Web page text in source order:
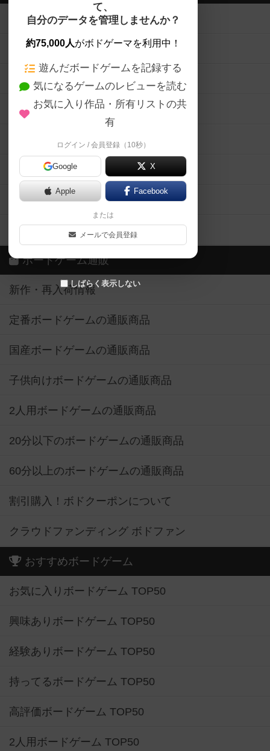
て、
自分のデータを管理しませんか？
約75,000人がボドゲーマを利用中！
遊んだボードゲームを記録する
気になるゲームのレビューを読む
お気に入り作品・所有リストの共
有
ログイン / 会員登録（10秒）
Google X
Apple Facebook
または
メールで会員登録
しばらく表示しない
ボードゲームを検索する
ボードゲームの新着レビュー
ボードゲーム会情報
メカニクス特集
掲示板・トピックス
ボドとも・会員一覧
ボードゲーム業界コラム
ボドゲーマご利用案内
ボードゲーム通販
新作・再入荷情報
定番ボードゲームの通販商品
国産ボードゲームの通販商品
子供向けボードゲームの通販商品
2人用ボードゲームの通販商品
20分以下のボードゲームの通販商品
60分以上のボードゲームの通販商品
割引購入！ボドクーポンについて
クラウドファンディング ボドファン
おすすめボードゲーム
お気に入りボードゲーム TOP50
興味ありボードゲーム TOP50
経験ありボードゲーム TOP50
持ってるボードゲーム TOP50
高評価ボードゲーム TOP50
2人用ボードゲーム TOP50